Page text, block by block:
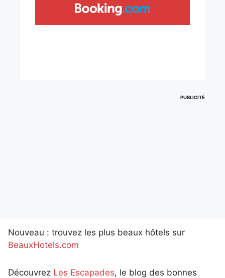
PUBLICITÉ
Nouveau : trouvez les plus beaux hôtels sur
BeauxHotels.com
Découvrez Les Escapades, le blog des bonnes